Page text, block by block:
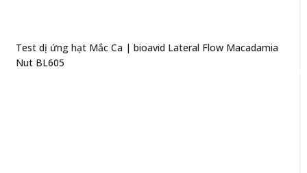
Test dị ứng hạt Mắc Ca | bioavid Lateral Flow Macadamia
Nut BL605